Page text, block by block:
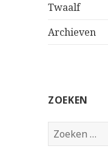
Twaalf
Archieven
ZOEKEN
Zoeken
naar: